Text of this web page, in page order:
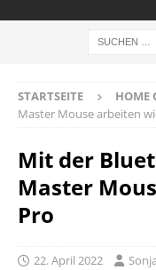
STARTSEITE HOME
Master Mouse arbeiten
Mit der
Master
Pro
22. April 2022